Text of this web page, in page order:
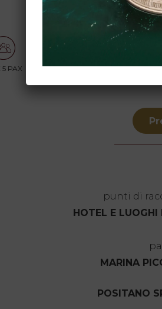
5 PAX 7,8 METRI 20 NODI
punti di
HOTEL E LUOGHI
MARINA
POSITANO